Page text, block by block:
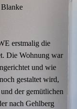
erstmalig die
Die Wohnung war
und wie
gestaltet wird,
der gemütlichen
nach Gehlberg